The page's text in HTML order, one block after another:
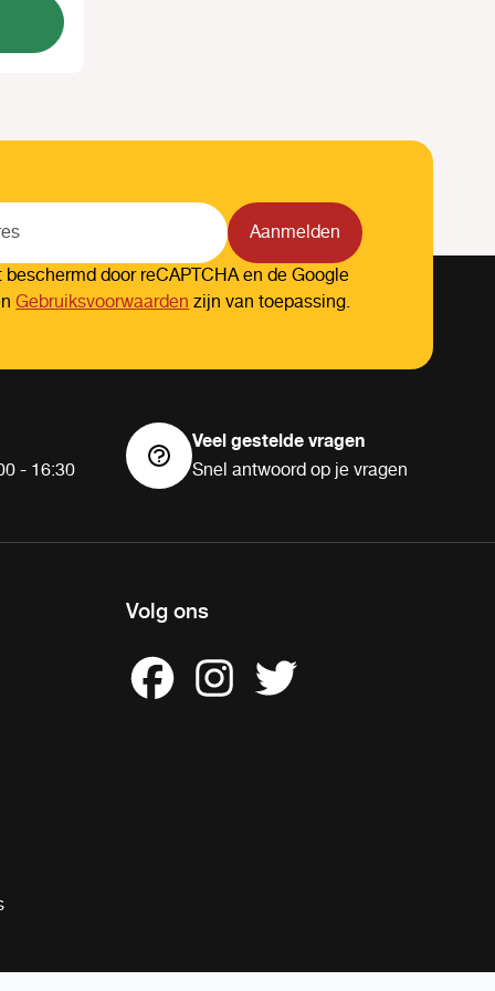
Aanmelden
door reCAPTCHA en de Google
Gebruiksvoorwaardenzijn van toepassing.
- 16:30
Veel gestelde vragen
Snel antwoord op je vragen
Volg ons